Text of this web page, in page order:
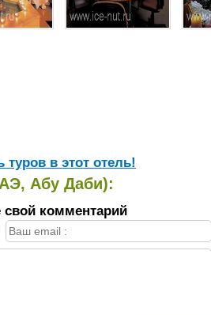
туров в этот отель!
Абу Даби):
комментарий